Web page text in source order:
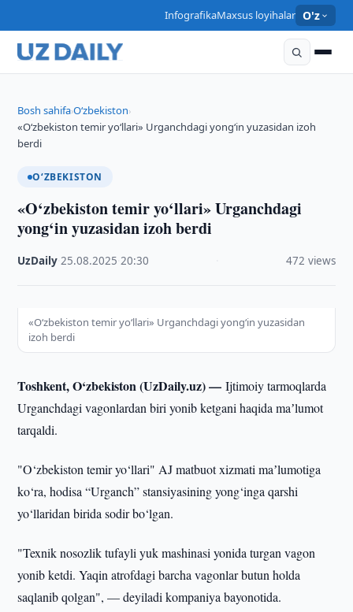
InfografikaMaxsus loyihalar O'z
Bosh sahifa›O‘zbekiston›
«O‘zbekiston temir yo‘llari» Urganchdagi yong‘in yuzasidan izoh
berdi
O‘ZBEKISTON
«O‘zbekiston temir yo‘llari» Urganchdagi
yong‘in yuzasidan izoh berdi
UzDaily ·25.08.2025 ·20:30 472 views
«O‘zbekiston temir yo‘llari» Urganchdagi yong‘in yuzasidan
izoh berdi
Toshkent, O‘zbekiston (UzDaily.uz) —Ijtimoiy tarmoqlarda
Urganchdagi vagonlardan biri yonib ketgani haqida maʼlumot
tarqaldi.
"O‘zbekiston temir yo‘llari" AJ matbuot xizmati maʼlumotiga
ko‘ra, hodisa “Urganch” stansiyasining yong‘inga qarshi
yo‘llaridan birida sodir bo‘lgan.
"Texnik nosozlik tufayli yuk mashinasi yonida turgan vagon
yonib ketdi. Yaqin atrofdagi barcha vagonlar butun holda
saqlanib qolgan", — deyiladi kompaniya bayonotida.